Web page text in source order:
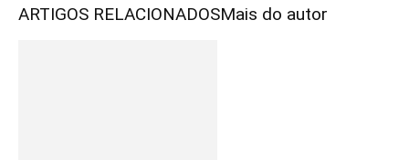
ARTIGOS RELACIONADOSMais do autor